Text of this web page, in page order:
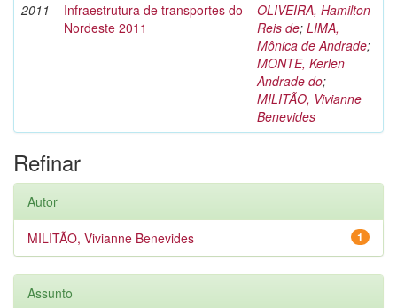
2011
Infraestrutura de transportes do
Nordeste 2011
OLIVEIRA, Hamilton
Reis de; LIMA,
Mônica de Andrade;
MONTE, Kerlen
Andrade do;
MILITÃO, Vivianne
Benevides
Refinar
Autor
1
MILITÃO, Vivianne Benevides
Assunto